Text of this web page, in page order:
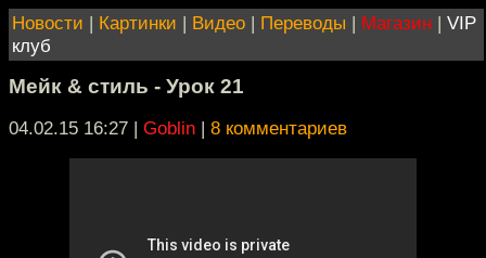
Новости | Картинки | Видео | Переводы | Магазин | VIP
клуб
Мейк & стиль - Урок 21
04.02.15 16:27 | Goblin | 8 комментариев